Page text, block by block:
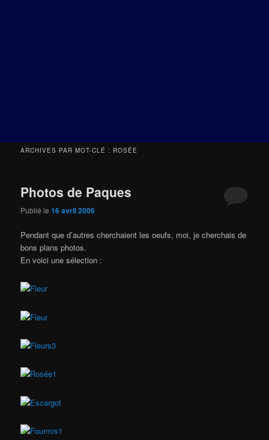
ARCHIVES PAR MOT-CLÉ : ROSÉE
Photos de Paques
Publié le16 avril 2006
Pendant que d’autres cherchaient les oeufs, moi, je cherchais de
bons plans photos.
En voici une sélection :